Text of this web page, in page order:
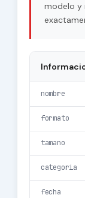
modelo y
nombre
formato
tamano
categoria
fecha